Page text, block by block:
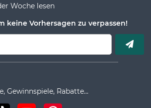
Woche lesen
keine Vorhersagen zu verpassen!
Gewinnspiele, Rabatte...